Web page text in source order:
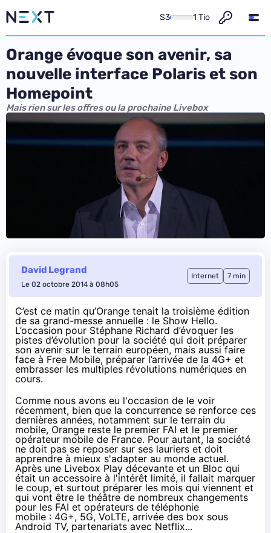
S3 1 Tio
Orange évoque son avenir, sa
nouvelle interface Polaris et son
Homepoint
Mais rien sur les offres ou la prochaine Livebox
David Legrand
Le 02 octobre 2014 à 08h05
Internet 7 min
C’est ce matin qu’Orange tenait la troisième édition
de sa grand-messe annuelle : le Show Hello.
L’occasion pour Stéphane Richard d’évoquer les
pistes d’évolution pour la société qui doit préparer
son avenir sur le terrain européen, mais aussi faire
face à Free Mobile, préparer l’arrivée de la 4G+ et
embrasser les multiples révolutions numériques en
cours.
Comme nous avons eu l'occasion de le voir
récemment, bien que la concurrence se renforce ces
dernières années, notamment sur le terrain du
mobile, Orange reste le premier FAI et le premier
opérateur mobile de France. Pour autant, la société
ne doit pas se reposer sur ses lauriers et doit
apprendre à mieux s'adapter au monde actuel.
Après une Livebox Play décevante et un Bloc qui
était un accessoire à l'intérêt limité, il fallait marquer
le coup, et surtout préparer les mois qui viennent et
qui vont être le théâtre de nombreux changements
pour les FAI et opérateurs de téléphonie
mobile : 4G+, 5G, VoLTE, arrivée des box sous
Android TV, partenariats avec Netflix...